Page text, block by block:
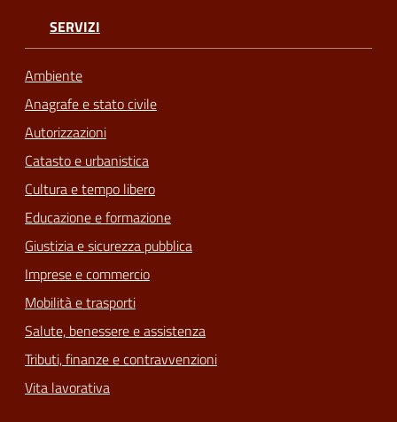
SERVIZI
Ambiente
Anagrafe e stato civile
Autorizzazioni
Catasto e urbanistica
Cultura e tempo libero
Educazione e formazione
Giustizia e sicurezza pubblica
Imprese e commercio
Mobilità e trasporti
Salute, benessere e assistenza
Tributi, finanze e contravvenzioni
Vita lavorativa